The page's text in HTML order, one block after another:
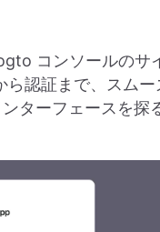
コンソールのサ
認証まで、スム
ターフェースを探